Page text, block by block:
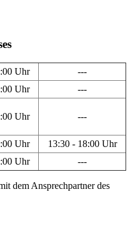
Uhr
---
Uhr ---
Uhr ---
Uhr
13:30 - 18:00 Uhr
Uhr ---
dem Ansprechpartner des